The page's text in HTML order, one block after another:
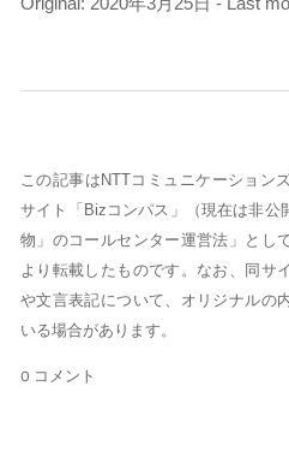
この記事はNTTコミュニケーション
サイト「Bizコンパス」（現在は非公
物」のコールセンター運営法」とし
より転載したものです。なお、同サ
や文言表記について、オリジナルの
いる場合があります。
0 コメント